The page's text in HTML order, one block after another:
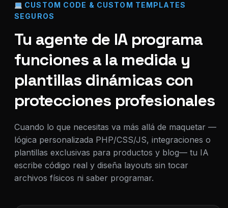
CUSTOM CODE & CUSTOM TEMPLATES
SEGUROS
Tu agente de IA programa
funciones a la medida y
plantillas dinámicas con
protecciones profesionales
Cuando lo que necesitas va más allá de maquetar —
lógica personalizada PHP/CSS/JS, integraciones o
plantillas exclusivas para productos y blog— tu IA
escribe código real y diseña layouts sin tocar
archivos físicos ni saber programar.